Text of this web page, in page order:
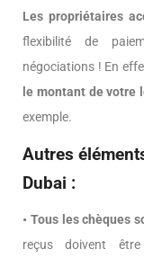
Les propriétaires
flexibilité de
négociations ! En
le montant de votre
exemple.
Autres
Dubai :
• Tous les chèques
reçus doivent